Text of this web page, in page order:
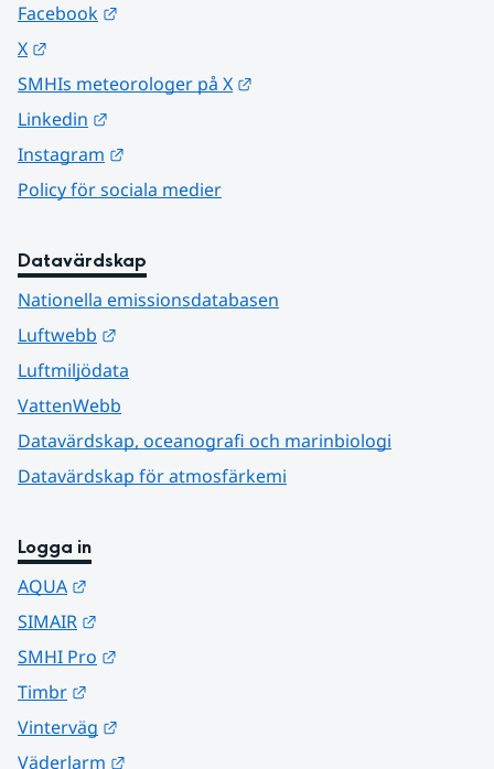
Facebook
X
SMHIs meteorologer på X
Linkedin
Instagram
Policy för sociala medier
Datavärdskap
Nationella emissionsdatabasen
Luftwebb
Luftmiljödata
VattenWebb
Datavärdskap, oceanografi och marinbiologi
Datavärdskap för atmosfärkemi
Logga in
AQUA
SIMAIR
SMHI Pro
Timbr
Vinterväg
Väderlarm